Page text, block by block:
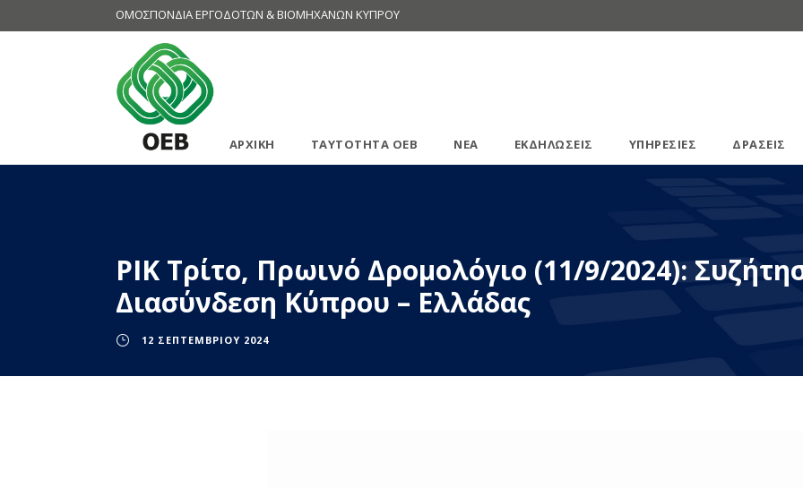
ΟΜΟΣΠΟΝΔΙΑ ΕΡΓΟΔΟΤΩΝ & ΒΙΟΜΗΧΑΝΩΝ ΚΥΠΡΟΥ
ΑΡΧΙΚΗ ΤΑΥΤΟΤΗΤΑ ΟΕΒ ΝΕΑ ΕΚΔΗΛΩΣΕΙΣ ΥΠΗΡΕΣΙΕΣ ΔΡΑΣΕΙΣ
ΡΙΚ Τρίτο, Πρωινό Δρομολόγιο (11/9/2024):
Διασύνδεση Κύπρου – Ελλάδας
12 ΣΕΠΤΕΜΒΡΊΟΥ 2024